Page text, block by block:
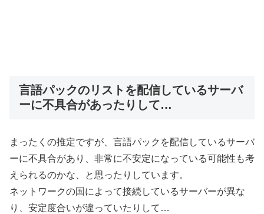
言語パックのリストを配信しているサーバ
ーに不具合があったりして…
まったくの推定ですが、言語パックを配信しているサーバ
ーに不具合があり、非常に不安定になっている可能性も考
えられるのかな、と思ったりしています。
ネットワークの国によって接続しているサーバーが異な
り、安定度合いが違っていたりして…